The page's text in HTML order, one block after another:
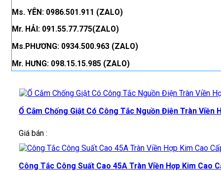
Ms. YÊN: 0986.501.911 (ZALO)
Mr. HẢI: 091.55.77.775(ZALO)
Ms.PHƯƠNG: 0934.500.963 (ZALO)
Mr. HƯNG: 098.15.15.985 (ZALO)
Ổ Cắm Chống Giật Có Công Tắc Nguồn Điện Tràn Viền
Giá bán :
Công Tắc Công Suất Cao 45A Tràn Viền Hợp Kim Cao